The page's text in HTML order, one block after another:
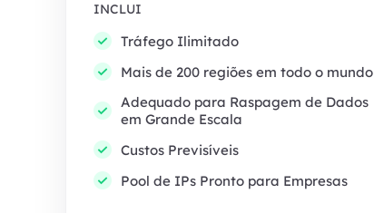
INCLUI
Tráfego Ilimitado
Mais de 200 regiões em todo o mundo
Adequado para Raspagem de Dados
em Grande Escala
Custos Previsíveis
Pool de IPs Pronto para Empresas